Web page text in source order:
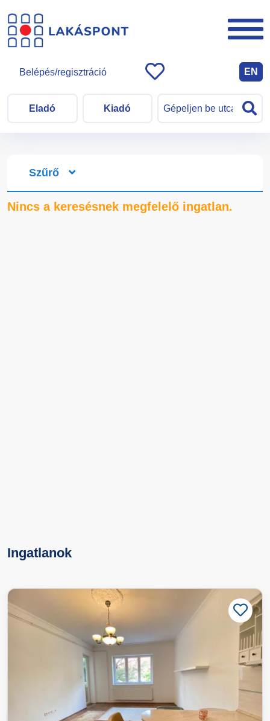
Eladó Kiadó
Belépés/regisztráció EN
Szűrő
Nincs a keresésnek megfelelő ingatlan.
Ingatlanok